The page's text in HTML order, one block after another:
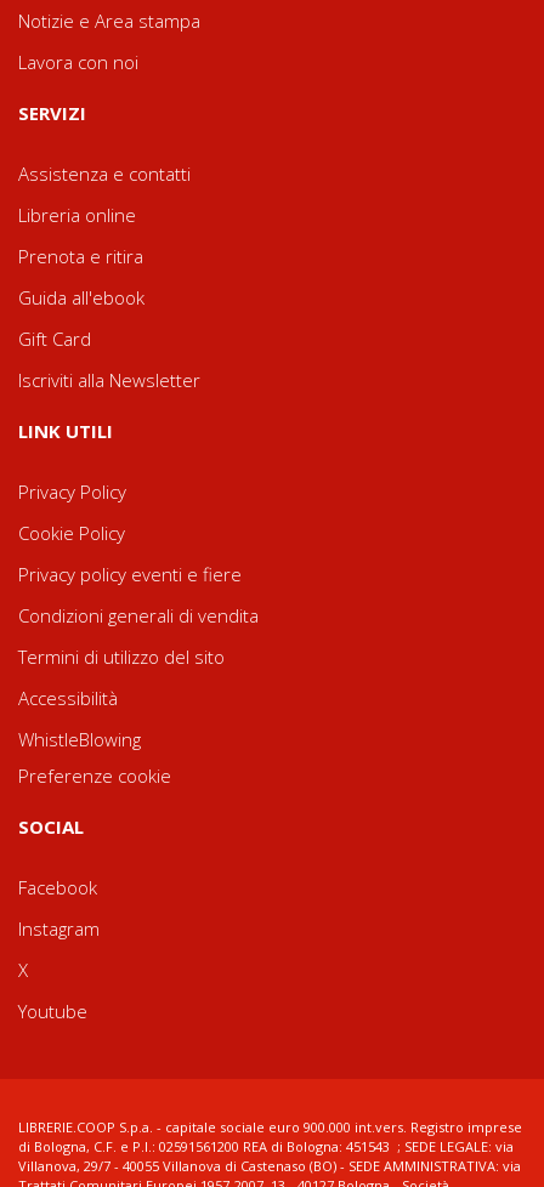
Notizie e Area stampa
Lavora con noi
SERVIZI
Assistenza e contatti
Libreria online
Prenota e ritira
Guida all'ebook
Gift Card
Iscriviti alla Newsletter
LINK UTILI
Privacy Policy
Cookie Policy
Privacy policy eventi e fiere
Condizioni generali di vendita
Termini di utilizzo del sito
Accessibilità
WhistleBlowing
Preferenze cookie
SOCIAL
Facebook
Instagram
X
Youtube
LIBRERIE.COOP S.p.a. - capitale sociale euro 900.000 int.vers. Registro imprese
di Bologna, C.F. e P.I.: 02591561200 REA di Bologna: 451543 ; SEDE LEGALE: via
Villanova, 29/7 - 40055 Villanova di Castenaso (BO) - SEDE AMMINISTRATIVA: via